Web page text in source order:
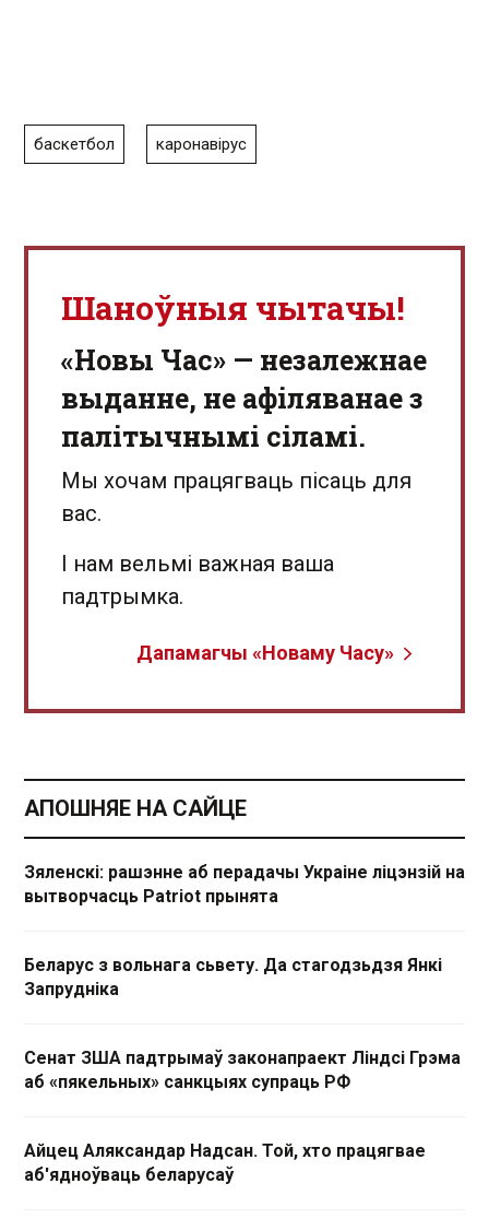
баскетбол каронавірус
Шаноўныя чытачы!
«Новы Час» — незалежнае
выданне, не афіляванае з
палітычнымі сіламі.
Мы хочам працягваць пісаць для
вас.
І нам вельмі важная ваша
падтрымка.
Дапамагчы «Новаму Часу»
АПОШНЯЕ НА САЙЦЕ
Зяленскі: рашэнне аб перадачы Украіне ліцэнзій на
вытворчасць Patriot прынята
Беларус з вольнага сьвету. Да стагодзьдзя Янкі
Запрудніка
Сенат ЗША падтрымаў законапраект Ліндсі Грэма
аб «пякельных» санкцыях супраць РФ
Айцец Аляксандар Надсан. Той, хто працягвае
аб'ядноўваць беларусаў